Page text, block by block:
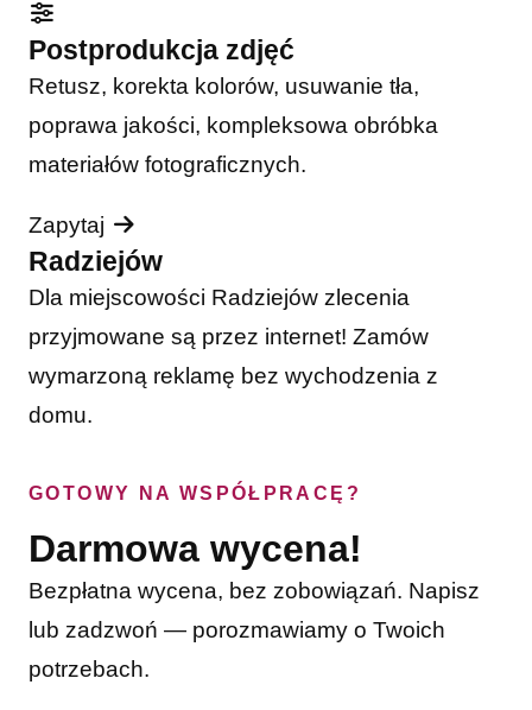
Postprodukcja zdjęć
Retusz, korekta kolorów, usuwanie tła,
poprawa jakości, kompleksowa obróbka
materiałów fotograficznych.
Zapytaj
Radziejów
Dla miejscowości Radziejów zlecenia
przyjmowane są przez internet! Zamów
wymarzoną reklamę bez wychodzenia z
domu.
GOTOWY NA WSPÓŁPRACĘ?
Darmowa wycena!
Bezpłatna wycena, bez zobowiązań. Napisz
lub zadzwoń — porozmawiamy o Twoich
potrzebach.